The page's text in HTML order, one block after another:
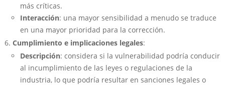
más críticas.
Interacción: una mayor sensibilidad a menudo se traduce
en una mayor prioridad para la corrección.
Cumplimiento e implicaciones legales:
Descripción: considera si la vulnerabilidad podría conducir
al incumplimiento de las leyes o regulaciones de la
industria, lo que podría resultar en sanciones legales o